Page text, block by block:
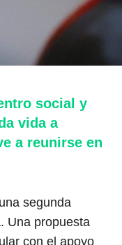
social y
vida a
a reunirse en
segunda
Una propuesta
con el apoyo